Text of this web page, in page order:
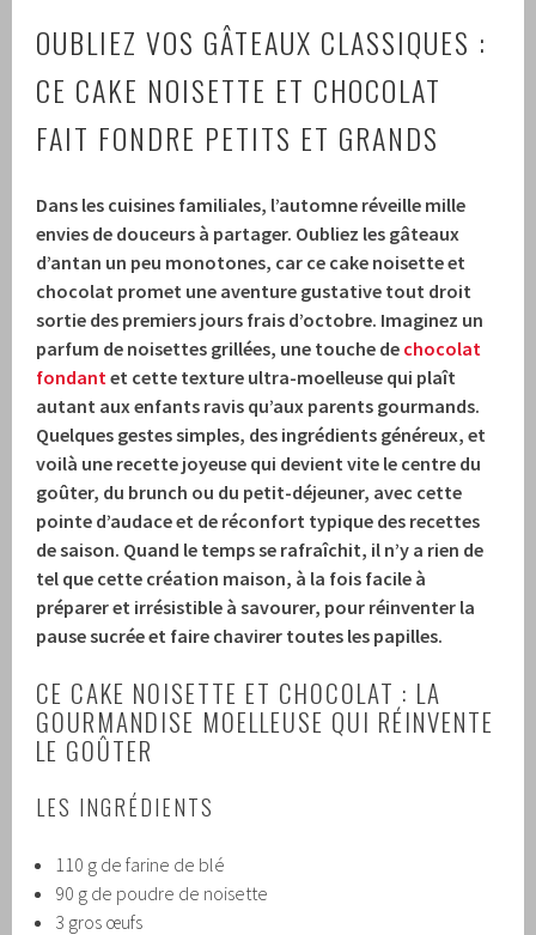
OUBLIEZ VOS GÂTEAUX CLASSIQUES :
CE CAKE NOISETTE ET CHOCOLAT
FAIT FONDRE PETITS ET GRANDS
Dans les cuisines familiales, l’automne réveille mille
envies de douceurs à partager. Oubliez les gâteaux
d’antan un peu monotones, car ce cake noisette et
chocolat promet une aventure gustative tout droit
sortie des premiers jours frais d’octobre. Imaginez un
parfum de noisettes grillées, une touche de chocolat
fondant et cette texture ultra-moelleuse qui plaît
autant aux enfants ravis qu’aux parents gourmands.
Quelques gestes simples, des ingrédients généreux, et
voilà une recette joyeuse qui devient vite le centre du
goûter, du brunch ou du petit-déjeuner, avec cette
pointe d’audace et de réconfort typique des recettes
de saison. Quand le temps se rafraîchit, il n’y a rien de
tel que cette création maison, à la fois facile à
préparer et irrésistible à savourer, pour réinventer la
pause sucrée et faire chavirer toutes les papilles.
CE CAKE NOISETTE ET CHOCOLAT : LA
GOURMANDISE MOELLEUSE QUI RÉINVENTE
LE GOÛTER
LES INGRÉDIENTS
110 g de farine de blé
90 g de poudre de noisette
3 gros œufs